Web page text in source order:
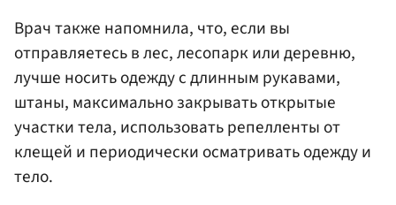
Врач также напомнила, что, если вы
отправляетесь в лес, лесопарк или деревню,
лучше носить одежду с длинным рукавами,
штаны, максимально закрывать открытые
участки тела, использовать репелленты от
клещей и периодически осматривать одежду и
тело.